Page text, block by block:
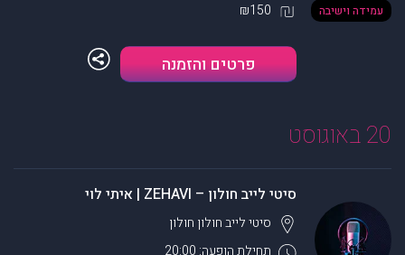
עמידה וישיבה ₪150
פרטים והזמנה
20 באוגוסט
סיטי לייב חולון – ZEHAVI | איתי לוי
תחילת הופעה: 20:00
סיטי לייב חולון חולון